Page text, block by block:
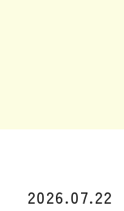
2026.07.22